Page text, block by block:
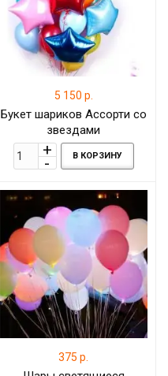
5 150 р.
Букет шариков Ассорти со
звездами
В КОРЗИНУ
375 р.